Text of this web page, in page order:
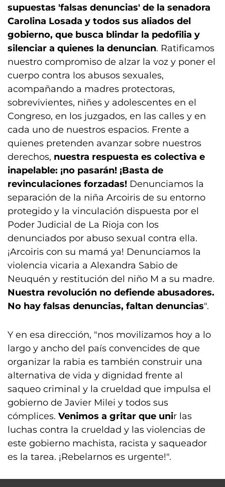
supuestas 'falsas denuncias' de la senadora
Carolina Losada y todos sus aliados del
gobierno, que busca blindar la pedofilia y
silenciar a quienes la denuncian. Ratificamos
nuestro compromiso de alzar la voz y poner el
cuerpo contra los abusos sexuales,
acompañando a madres protectoras,
sobrevivientes, niñes y adolescentes en el
Congreso, en los juzgados, en las calles y en
cada uno de nuestros espacios. Frente a
quienes pretenden avanzar sobre nuestros
derechos, nuestra respuesta es colectiva e
inapelable: ¡no pasarán! ¡Basta de
revinculaciones forzadas! Denunciamos la
separación de la niña Arcoiris de su entorno
protegido y la vinculación dispuesta por el
Poder Judicial de La Rioja con los
denunciados por abuso sexual contra ella.
¡Arcoiris con su mamá ya! Denunciamos la
violencia vicaria a Alexandra Sabio de
Neuquén y restitución del niño M a su madre.
Nuestra revolución no defiende abusadores.
No hay falsas denuncias, faltan denuncias".
Y en esa dirección, "nos movilizamos hoy a lo
largo y ancho del país convencides de que
organizar la rabia es también construir una
alternativa de vida y dignidad frente al
saqueo criminal y la crueldad que impulsa el
gobierno de Javier Milei y todos sus
cómplices. Venimos a gritar que unir las
luchas contra la crueldad y las violencias de
este gobierno machista, racista y saqueador
es la tarea. ¡Rebelarnos es urgente!".